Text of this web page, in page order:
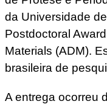
da Universidade
Postdoctoral
Materials (ADM).
brasileira de
A entrega ocorreu